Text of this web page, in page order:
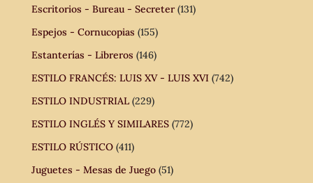
Escritorios - Bureau - Secreter (131)
Espejos - Cornucopias (155)
Estanterías - Libreros (146)
ESTILO FRANCÉS: LUIS XV - LUIS XVI (742)
ESTILO INDUSTRIAL (229)
ESTILO INGLÉS Y SIMILARES (772)
ESTILO RÚSTICO (411)
Juguetes - Mesas de Juego (51)